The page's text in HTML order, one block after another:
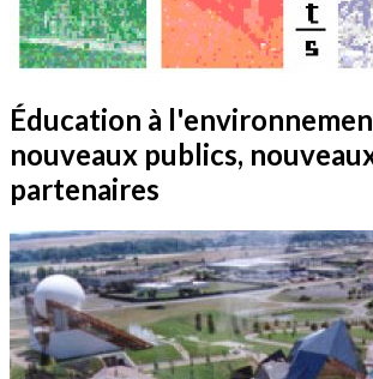
Éducation à
nouveaux publics,
partenaires